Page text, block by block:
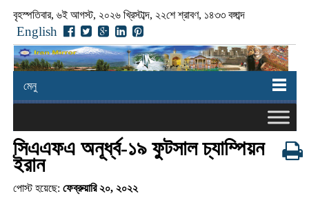
বৃহস্পতিবার, ৬ই আগস্ট, ২০২৬ খ্রিস্টাব্দ, ২২শে শ্রাবণ, ১৪৩৩ বঙ্গাব্দ
English
মেনু
সিএএফএ অনূর্ধ্ব-১৯ ফুটসাল চ্যাম্পিয়ন
ইরান
পোস্ট হয়েছে: ফেব্রুয়ারি ২০, ২০২২